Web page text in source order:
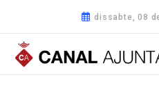
dissabte, 08